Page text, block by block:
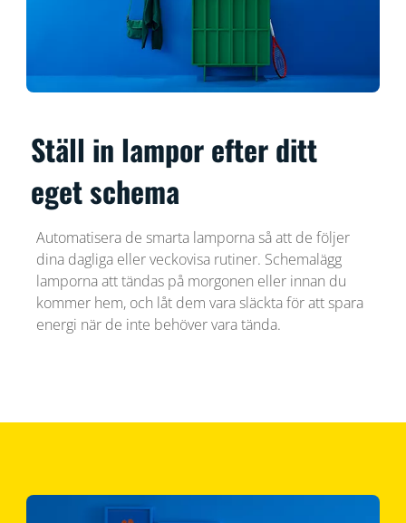
Ställ in lampor efter ditt
eget schema
Automatisera de smarta lamporna så att de följer
dina dagliga eller veckovisa rutiner. Schemalägg
lamporna att tändas på morgonen eller innan du
kommer hem, och låt dem vara släckta för att spara
energi när de inte behöver vara tända.